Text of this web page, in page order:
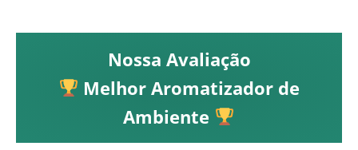
Nossa Avaliação
Melhor Aromatizador de
Ambiente